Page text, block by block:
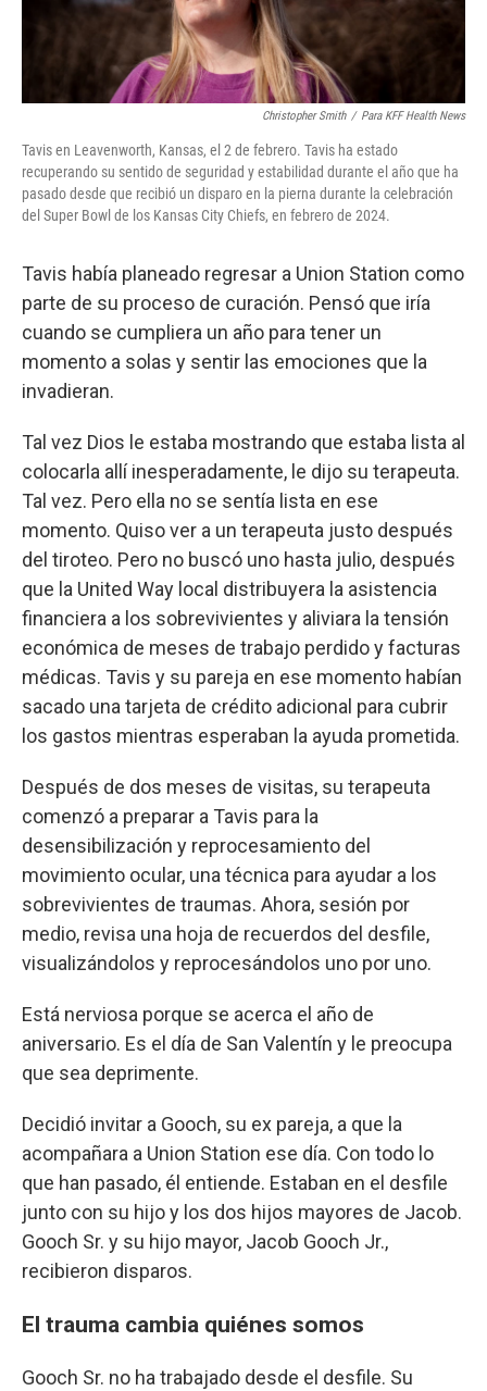
Christopher Smith / Para KFF Health News
Tavis en Leavenworth, Kansas, el 2 de febrero. Tavis ha estado
recuperando su sentido de seguridad y estabilidad durante el año que ha
pasado desde que recibió un disparo en la pierna durante la celebración
del Super Bowl de los Kansas City Chiefs, en febrero de 2024.
Tavis había planeado regresar a Union Station como
parte de su proceso de curación. Pensó que iría
cuando se cumpliera un año para tener un
momento a solas y sentir las emociones que la
invadieran.
Tal vez Dios le estaba mostrando que estaba lista al
colocarla allí inesperadamente, le dijo su terapeuta.
Tal vez. Pero ella no se sentía lista en ese
momento. Quiso ver a un terapeuta justo después
del tiroteo. Pero no buscó uno hasta julio, después
que la United Way local distribuyera la asistencia
financiera a los sobrevivientes y aliviara la tensión
económica de meses de trabajo perdido y facturas
médicas. Tavis y su pareja en ese momento habían
sacado una tarjeta de crédito adicional para cubrir
los gastos mientras esperaban la ayuda prometida.
Después de dos meses de visitas, su terapeuta
comenzó a preparar a Tavis para la
desensibilización y reprocesamiento del
movimiento ocular, una técnica para ayudar a los
sobrevivientes de traumas. Ahora, sesión por
medio, revisa una hoja de recuerdos del desfile,
visualizándolos y reprocesándolos uno por uno.
Está nerviosa porque se acerca el año de
aniversario. Es el día de San Valentín y le preocupa
que sea deprimente.
Decidió invitar a Gooch, su ex pareja, a que la
acompañara a Union Station ese día. Con todo lo
que han pasado, él entiende. Estaban en el desfile
junto con su hijo y los dos hijos mayores de Jacob.
Gooch Sr. y su hijo mayor, Jacob Gooch Jr.,
recibieron disparos.
El trauma cambia quiénes somos
Gooch Sr. no ha trabajado desde el desfile. Su